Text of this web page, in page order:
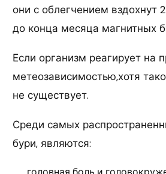
они с облегчением вздохнут
до конца месяца магнитных
Если организм реагирует на
метеозависимостью,хотя
не существует.
Среди самых
бури, являются: